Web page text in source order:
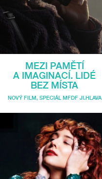
MEZI PAMĚTÍ
A IMAGINACÍ. LIDÉ
BEZ MÍSTA
NOVÝ FILM, SPECIÁL MFDF JI.HLAVA